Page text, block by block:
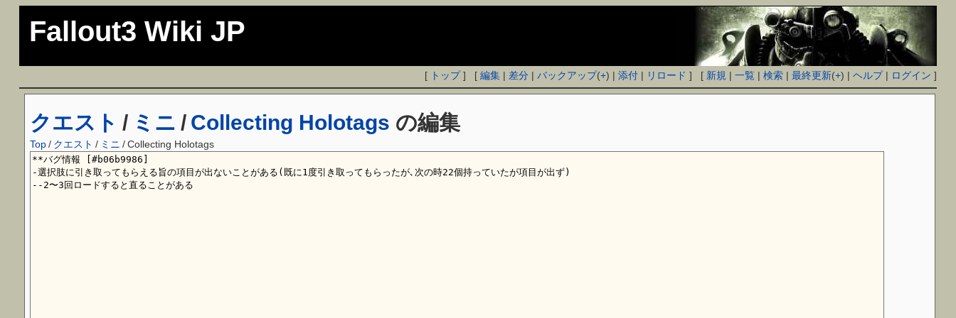
Fallout3 Wiki JP
[ トップ] [編集 | 差分 |バックアップ(+) |添付 | リロード ] [ 新規 |一覧 |検索 |最終更新(+) |ヘルプ| ログイン ]
クエスト / ミニ / Collecting Holotags の編集
Top/ クエスト / ミニ / Collecting Holotags